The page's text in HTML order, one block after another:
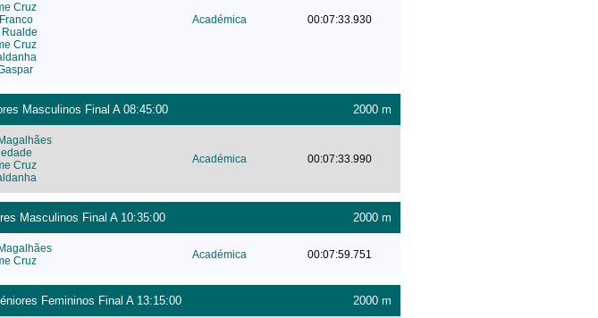
Cruz
Cruz
Académica 00:07:33.930
Masculinos Final A 08:45:00 2000 m
Cruz
Académica 00:07:33.990
Masculinos Final A 10:35:00 2000 m
Cruz
Académica 00:07:59.751
Femininos Final A 13:15:00 2000 m